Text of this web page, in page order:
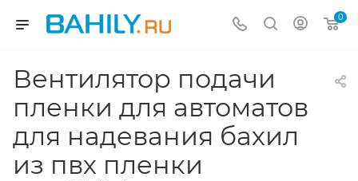
0
Вентилятор подачи
пленки для автоматов
для надевания бахил
из пвх пленки